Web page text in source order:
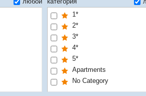
1*
2*
3*
4*
5*
Apartments
No Category